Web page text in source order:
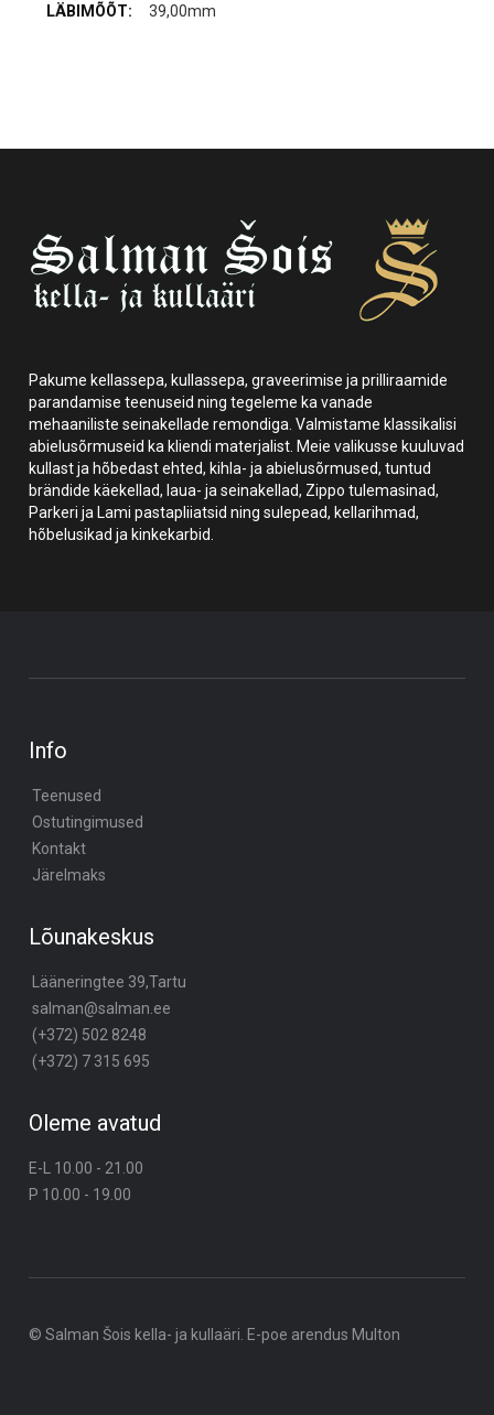
39,00mm
Pakume kellassepa, kullassepa, graveerimise ja prilliraamide
parandamise teenuseid ning tegeleme ka vanade
mehaaniliste seinakellade remondiga. Valmistame klassikalisi
abielusõrmuseid ka kliendi materjalist. Meie valikusse kuuluvad
kullast ja hõbedast ehted, kihla- ja abielusõrmused, tuntud
brändide käekellad, laua- ja seinakellad, Zippo tulemasinad,
Parkeri ja Lami pastapliiatsid ning sulepead, kellarihmad,
hõbelusikad ja kinkekarbid.
Info
Teenused
Ostutingimused
Kontakt
Järelmaks
Lõunakeskus
Lääneringtee 39,Tartu
salman@salman.ee
(+372) 502 8248
(+372) 7 315 695
Oleme avatud
E-L 10.00 - 21.00
P 10.00 - 19.00
© Salman Šois kella- ja kullaäri. E-poe arendus Multon